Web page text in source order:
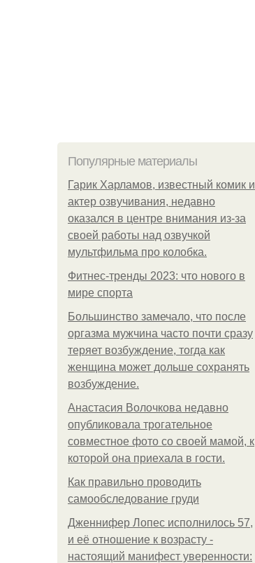
Популярные материалы
Гарик Харламов, известный комик и
актер озвучивания, недавно
оказался в центре внимания из-за
своей работы над озвучкой
мультфильма про колобка.
Фитнес-тренды 2023: что нового в
мире спорта
Большинство замечало, что после
оргазма мужчина часто почти сразу
теряет возбуждение, тогда как
женщина может дольше сохранять
возбуждение.
Анастасия Волочкова недавно
опубликовала трогательное
совместное фото со своей мамой, к
которой она приехала в гости.
Как правильно проводить
самообследование груди
Дженнифер Лопес исполнилось 57,
и её отношение к возрасту -
настоящий манифест уверенности: